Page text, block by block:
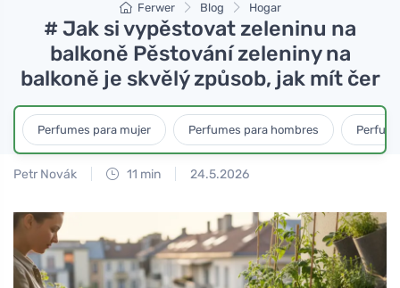
Ferwer Blog Hogar
# Jak si vypěstovat zeleninu na
balkoně Pěstování zeleniny na
balkoně je skvělý způsob, jak mít čer
Perfumes para mujer Perfumes para hombres
Petr Novák 11 min 24.5.2026